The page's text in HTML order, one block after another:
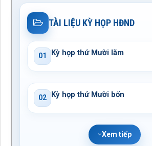
TÀI LIỆU KỲ HỌP HĐND
01 Kỳ họp thứ Mười lăm
02 Kỳ họp thứ Mười bốn
Xem tiếp